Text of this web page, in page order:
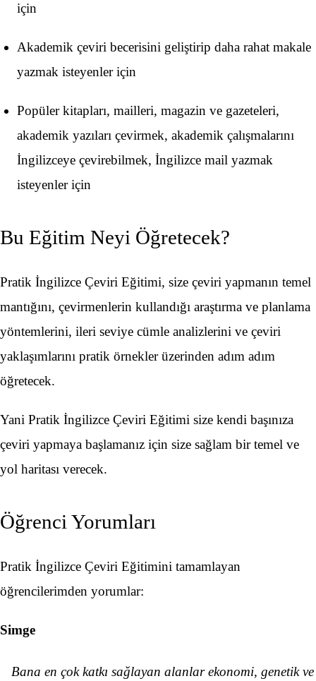
için
Akademik çeviri becerisini geliştirip daha rahat makale
yazmak isteyenler için
Popüler kitapları, mailleri, magazin ve gazeteleri,
akademik yazıları çevirmek, akademik çalışmalarını
İngilizceye çevirebilmek, İngilizce mail yazmak
isteyenler için
Bu Eğitim Neyi Öğretecek?
Pratik İngilizce Çeviri Eğitimi, size çeviri yapmanın temel
mantığını, çevirmenlerin kullandığı araştırma ve planlama
yöntemlerini, ileri seviye cümle analizlerini ve çeviri
yaklaşımlarını pratik örnekler üzerinden adım adım
öğretecek.​​​
Yani Pratik İngilizce Çeviri Eğitimi size kendi başınıza
çeviri yapmaya başlamanız için​​ size sağlam bir temel ve
yol haritası verecek.
Öğrenci Yorumları
Pratik İngilizce Çeviri Eğitimini tamamlayan
öğrencilerimden yorumlar:
Simge
Bana en çok katkı sağlayan alanlar ekonomi, genetik ve